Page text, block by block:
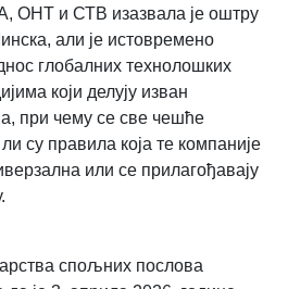
ОНТ и СТВ изазвала је оштру
али је истовремено
глобалних технолошких
који делују изван
при чему се све чешће
су правила која те компаније
или се прилагођавају
спољних послова